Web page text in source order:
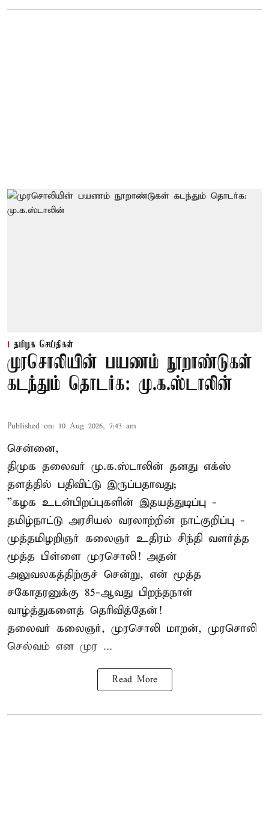
தமிழக செய்திகள்
முரசொலியின் பயணம் நூறாண்டுகள்
கடந்தும் தொடர்க: மு.க.ஸ்டாலின்
Published on: 10 Aug 2026, 7:43 am
சென்னை,
திமுக தலைவர் மு.க.ஸ்டாலின் தனது எக்ஸ்
தளத்தில் பதிவிட்டு இருப்பதாவது;
”கழக உடன்பிறப்புகளின் இதயத்துடிப்பு -
தமிழ்நாட்டு அரசியல் வரலாற்றின் நாட்குறிப்பு -
முத்தமிழறிஞர் கலைஞர் உதிரம் சிந்தி வளர்த்த
மூத்த பிள்ளை முரசொலி! அதன்
அலுவலகத்திற்குச் சென்று, என் மூத்த
சகோதரனுக்கு 85-ஆவது பிறந்தநாள்
வாழ்த்துகளைத் தெரிவித்தேன்!
தலைவர் கலைஞர், முரசொலி மாறன், முரசொலி
செல்வம் என முர ...
Read More